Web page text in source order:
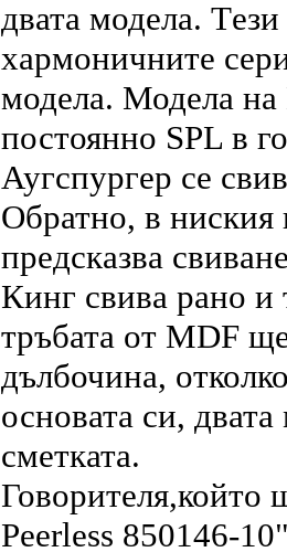
двата модела.
хармоничните
модела. Модела
постоянно SPL в
Аугспургер се
Обратно, в ниския
предсказва
Кинг свива рано и
тръбата от MDF
дълбочина,
основата си,
сметката.
Говорителя,който
Peerless 850146-